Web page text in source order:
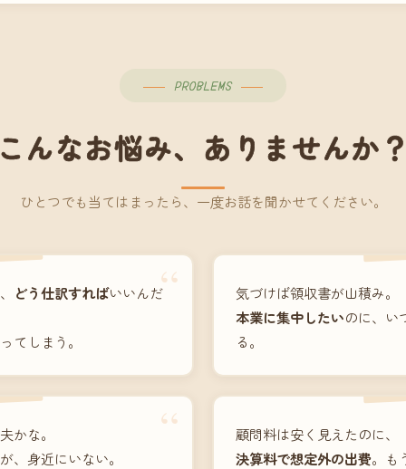
PROBLEMS
んなお悩み、ありませんか？
ひとつでも当てはまったら、一度お話を聞かせてください。
“
どう仕訳すればいいんだ
てしまう。
気づけば領収書が山積み。
本業に集中したいのに、い
る。
“
かな。
、身近にいない。
顧問料は安く見えたのに、
決算料で想定外の出費。も